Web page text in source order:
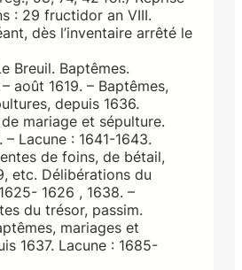
: 29 fructidor an VIII.
dès l’inventaire arrêté le
Breuil. Baptêmes.
août 1619. – Baptêmes,
depuis 1636.
mariage et sépulture.
– Lacune : 1641-1643.
de foins, de bétail,
etc. Délibérations du
1626 , 1638. –
du trésor, passim.
mariages et
1637. Lacune : 1685-